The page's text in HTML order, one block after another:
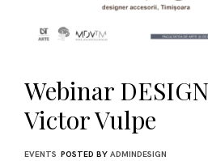
Webinar
Victor Vulpe
EVENTS POSTED BY ADMINDESIGN